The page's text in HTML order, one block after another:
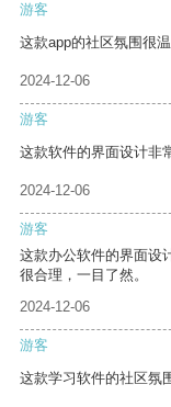
游客
这款app的社区氛围很
2024-12-06
游客
这款软件的界面设计非
2024-12-06
游客
这款办公软件的界面设
很合理，一目了然。
2024-12-06
游客
这款学习软件的社区氛